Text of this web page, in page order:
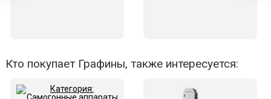
Кто покупает Графины, также интересуется: